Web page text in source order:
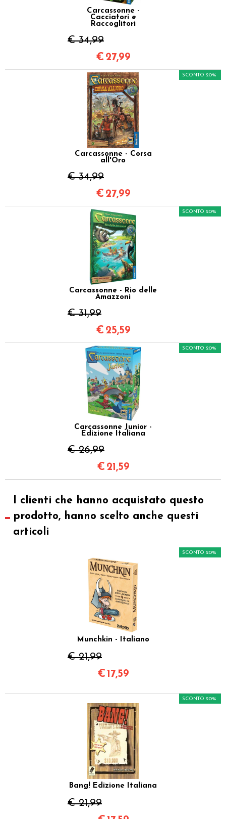
Carcassonne -
Cacciatori e
Raccoglitori
€ 34,99
€ 27,99
Carcassonne - Corsa
all'Oro
€ 34,99
SCONTO 20%
€ 27,99
Carcassonne - Rio delle
Amazzoni
€ 31,99
SCONTO 20%
€ 25,59
Carcassonne Junior -
Edizione Italiana
€ 26,99
SCONTO 20%
€ 21,59
I clienti che hanno acquistato questo
prodotto, hanno scelto anche questi
articoli
Munchkin - Italiano
€ 21,99
SCONTO 20%
€ 17,59
Bang! Edizione Italiana
€ 21,99
SCONTO 20%